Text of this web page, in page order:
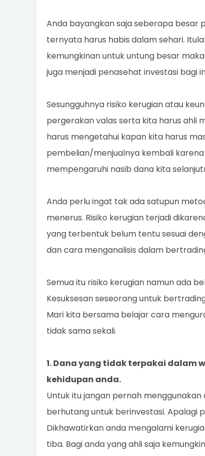
Anda bayangkan saja seberapa besar
ternyata harus habis dalam sehari.
kemungkinan untuk untung besar
juga menjadi penasehat investasi bagi
Sesungguhnya risiko kerugian atau
pergerakan valas serta kita harus ahli
harus mengetahui kapan kita harus
pembelian/menjualnya kembali
mempengaruhi nasib dana kita
Anda perlu ingat tak ada satupun
menerus. Risiko kerugian terjadi
yang terbentuk belum tentu sesuai
dan cara menganalisis dalam
Semua itu risiko kerugian namun ada
Kesuksesan seseorang untuk
Mari kita bersama belajar cara
tidak sama sekali.
1. Dana yang tidak terpakai dalam
kehidupan anda.
Untuk itu jangan pernah
berhutang untuk berinvestasi. Apalagi
Dikhawatirkan anda mengalami
tiba. Bagi anda yang ahli saja